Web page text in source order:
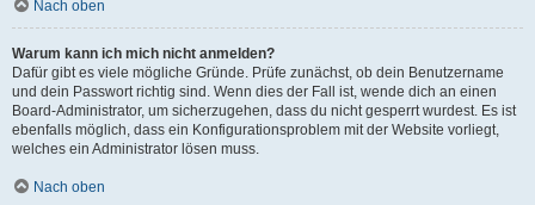
Nach oben
Warum kann ich mich nicht anmelden?
Dafür gibt es viele mögliche Gründe. Prüfe zunächst, ob dein Benutzername
und dein Passwort richtig sind. Wenn dies der Fall ist, wende dich an einen
Board-Administrator, um sicherzugehen, dass du nicht gesperrt wurdest. Es ist
ebenfalls möglich, dass ein Konfigurationsproblem mit der Website vorliegt,
welches ein Administrator lösen muss.
Nach oben